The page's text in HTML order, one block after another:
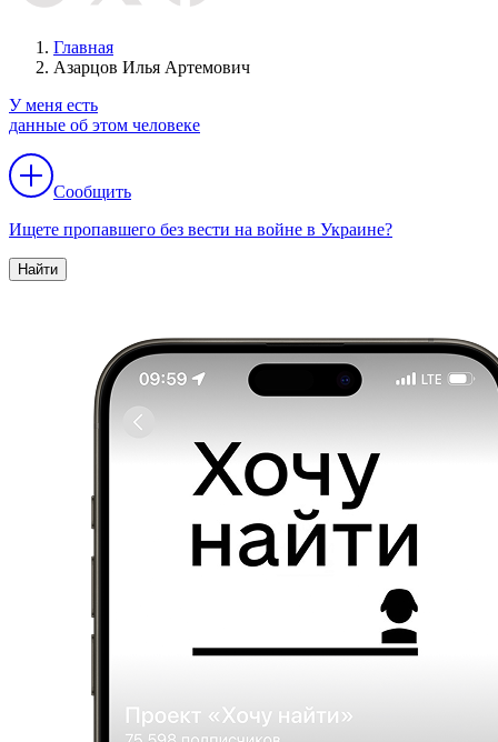
Главная
Азарцов Илья Артемович
У меня есть
данные об этом человеке
Сообщить
Ищете пропавшего без вести на войне в Украине?
Найти